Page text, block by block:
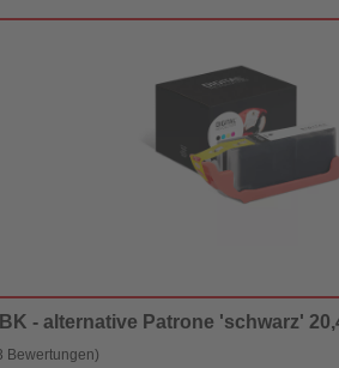
- alternative Patrone 'schwarz'
Bewertungen)